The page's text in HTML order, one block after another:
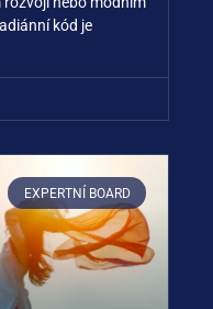
kód je
EXPERTNÍ BOARD